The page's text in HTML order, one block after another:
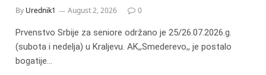
By Urednik1 August 2, 2026 0
Prvenstvo Srbije za seniore održano je 25/26.07.2026.g.
(subota i nedelja) u Kraljevu. AK,,Smederevo,, je postalo
bogatije…